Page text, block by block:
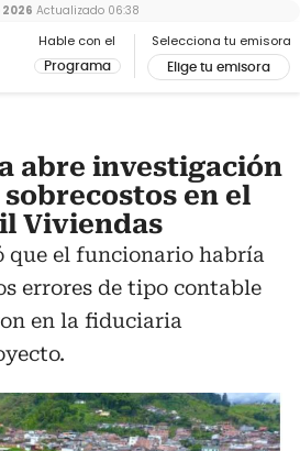
Hable con el
Programa
Selecciona tu emisora
Elige tu emisora
Actualizado 06:38
abre investigación
en el
Viviendas
que el funcionario habría
errores de tipo contable
en la fiduciaria